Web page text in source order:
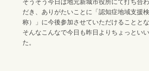
そうそう今日は地元新城市役所にて打ち合
だき、ありがたいことに「認知症地域支援
称）」に今後参加させていただけることとな
そんなこんなで今日も昨日よりちょっとい
た。